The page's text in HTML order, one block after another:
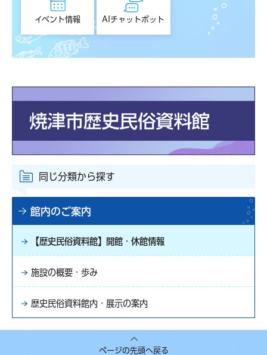
イベント情報 AIチャットボット
同じ分類から探す
館内のご案内
【歴史民俗資料館】開館・休館情報
施設の概要・歩み
歴史民俗資料館内・展示の案内
ページの先頭へ戻る